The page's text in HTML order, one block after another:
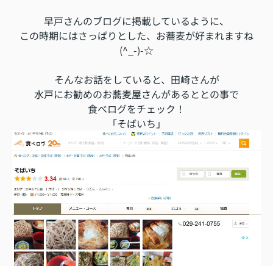
早戸さんのブログに掲載しているように、
この時期にはさっぱりとした、お蕎麦が好まれますね
(^_-)-☆
そんなお話をしていると、田崎さんが
水戸にお勧めのお蕎麦屋さんがあるととの事で
食べログをチェック！
「そばいち」